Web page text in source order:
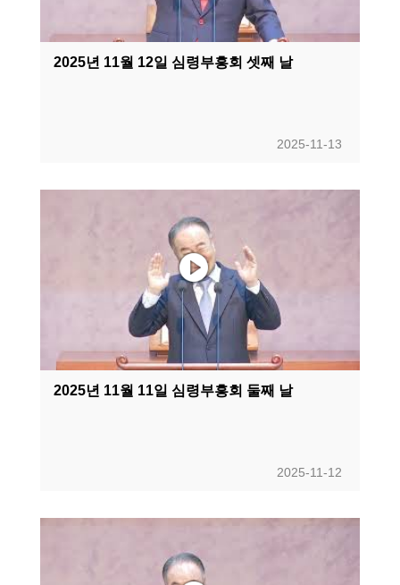
2025년 11월 12일 심령부흥회 셋째 날
2025-11-13
2025년 11월 11일 심령부흥회 둘째 날
2025-11-12